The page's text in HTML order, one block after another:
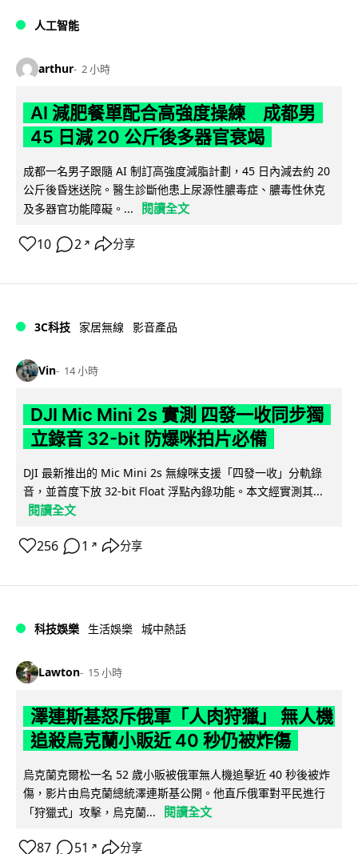
人工智能
arthur 2 小時
AI 減肥餐單配合高強度操練 成都男
45 日減 20 公斤後多器官衰竭
成都一名男子跟隨 AI 制訂高強度減脂計劃，45 日內減去約 20
公斤後昏迷送院。醫生診斷他患上尿源性膿毒症、膿毒性休克
及多器官功能障礙。...
閱讀全文
10 2 ↗ 分享
3C科技 家居無線 影音產品
Vin 14 小時
DJI Mic Mini 2s 實測 四發一收同步獨
立錄音 32-bit 防爆咪拍片必備
DJI 最新推出的 Mic Mini 2s 無線咪支援「四發一收」分軌錄
音，並首度下放 32-bit Float 浮點內錄功能。本文經實測其...
閱讀全文
256 1 ↗ 分享
科技娛樂 生活娛樂 城中熱話
Lawton 15 小時
澤連斯基怒斥俄軍「人肉狩獵」 無人機
追殺烏克蘭小販近 40 秒仍被炸傷
烏克蘭克爾松一名 52 歲小販被俄軍無人機追擊近 40 秒後被炸
傷，影片由烏克蘭總統澤連斯基公開。他直斥俄軍對平民進行
「狩獵式」攻擊，烏克蘭...
閱讀全文
87 51 ↗ 分享